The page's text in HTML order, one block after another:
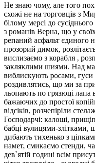
Не знаю чому, але того
схожі не на торговців з
білому мерсі до
з романів Верна, що у
репаний асфальт єдиного
прозорий димок,
вислизаємо з корабля ,
закляклими шиями. Над
виблискують росами, гуси
роздивлятись, що ми за
льопають по грязюці лапа
бажаючих до простої
відсіків, розчепіріли
Господарчі: калоші,
бабці вулицями-злітками,
дибають тихенько з
намет, смикаємо стенди,
дев`ятій годині всім